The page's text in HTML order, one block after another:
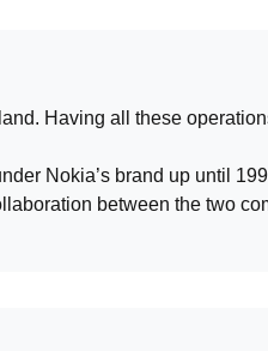
Having all these
Nokia’s brand up until
between the two